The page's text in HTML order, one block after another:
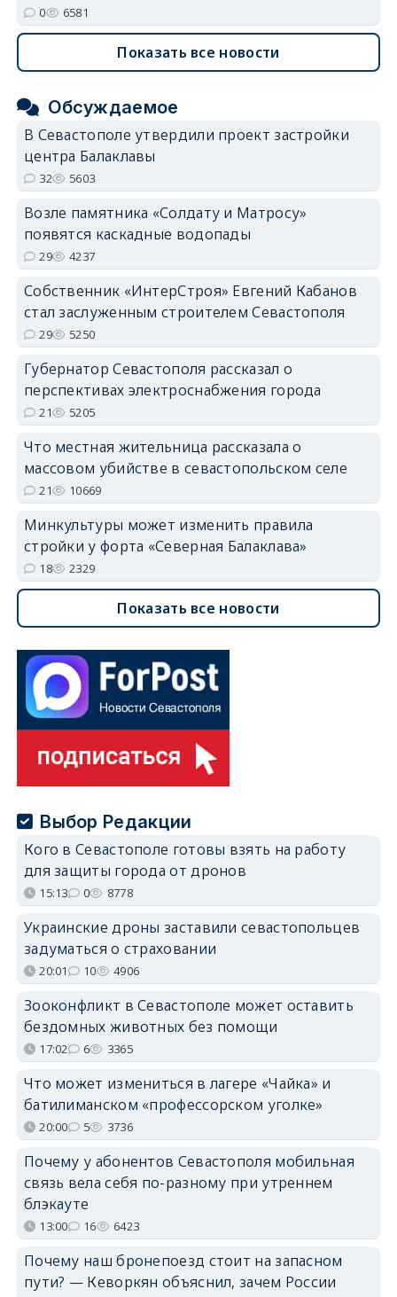
0 6581
Показать все новости
Обсуждаемое
В Севастополе утвердили проект застройки
центра Балаклавы
32 5603
Возле памятника «Солдату и Матросу»
появятся каскадные водопады
29 4237
Собственник «ИнтерСтроя» Евгений Кабанов
стал заслуженным строителем Севастополя
29 5250
Губернатор Севастополя рассказал о
перспективах электроснабжения города
21 5205
Что местная жительница рассказала о
массовом убийстве в севастопольском селе
21 10669
Минкультуры может изменить правила
стройки у форта «Северная Балаклава»
18 2329
Показать все новости
Выбор Редакции
Кого в Севастополе готовы взять на работу
для защиты города от дронов
15:13 0 8778
Украинские дроны заставили севастопольцев
задуматься о страховании
20:01 10 4906
Зооконфликт в Севастополе может оставить
бездомных животных без помощи
17:02 6 3365
Что может измениться в лагере «Чайка» и
батилиманском «профессорском уголке»
20:00 5 3736
Почему у абонентов Севастополя мобильная
связь вела себя по-разному при утреннем
блэкауте
13:00 16 6423
Почему наш бронепоезд стоит на запасном
пути? — Кеворкян объяснил, зачем России